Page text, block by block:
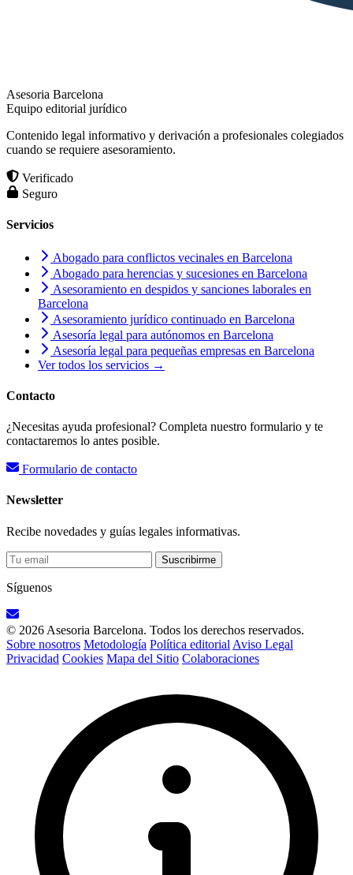
Asesoria Barcelona
Equipo editorial jurídico
Contenido legal informativo y derivación a profesionales colegiados
cuando se requiere asesoramiento.
Verificado
Seguro
Servicios
Abogado para conflictos vecinales en Barcelona
Abogado para herencias y sucesiones en Barcelona
Asesoramiento en despidos y sanciones laborales en
Barcelona
Asesoramiento jurídico continuado en Barcelona
Asesoría legal para autónomos en Barcelona
Asesoría legal para pequeñas empresas en Barcelona
Ver todos los servicios →
Contacto
¿Necesitas ayuda profesional? Completa nuestro formulario y te
contactaremos lo antes posible.
Formulario de contacto
Newsletter
Recibe novedades y guías legales informativas.
Suscribirme
Síguenos
© 2026 Asesoria Barcelona. Todos los derechos reservados.
Sobre nosotros Metodología Política editorial Aviso Legal
Privacidad Cookies Mapa del Sitio Colaboraciones